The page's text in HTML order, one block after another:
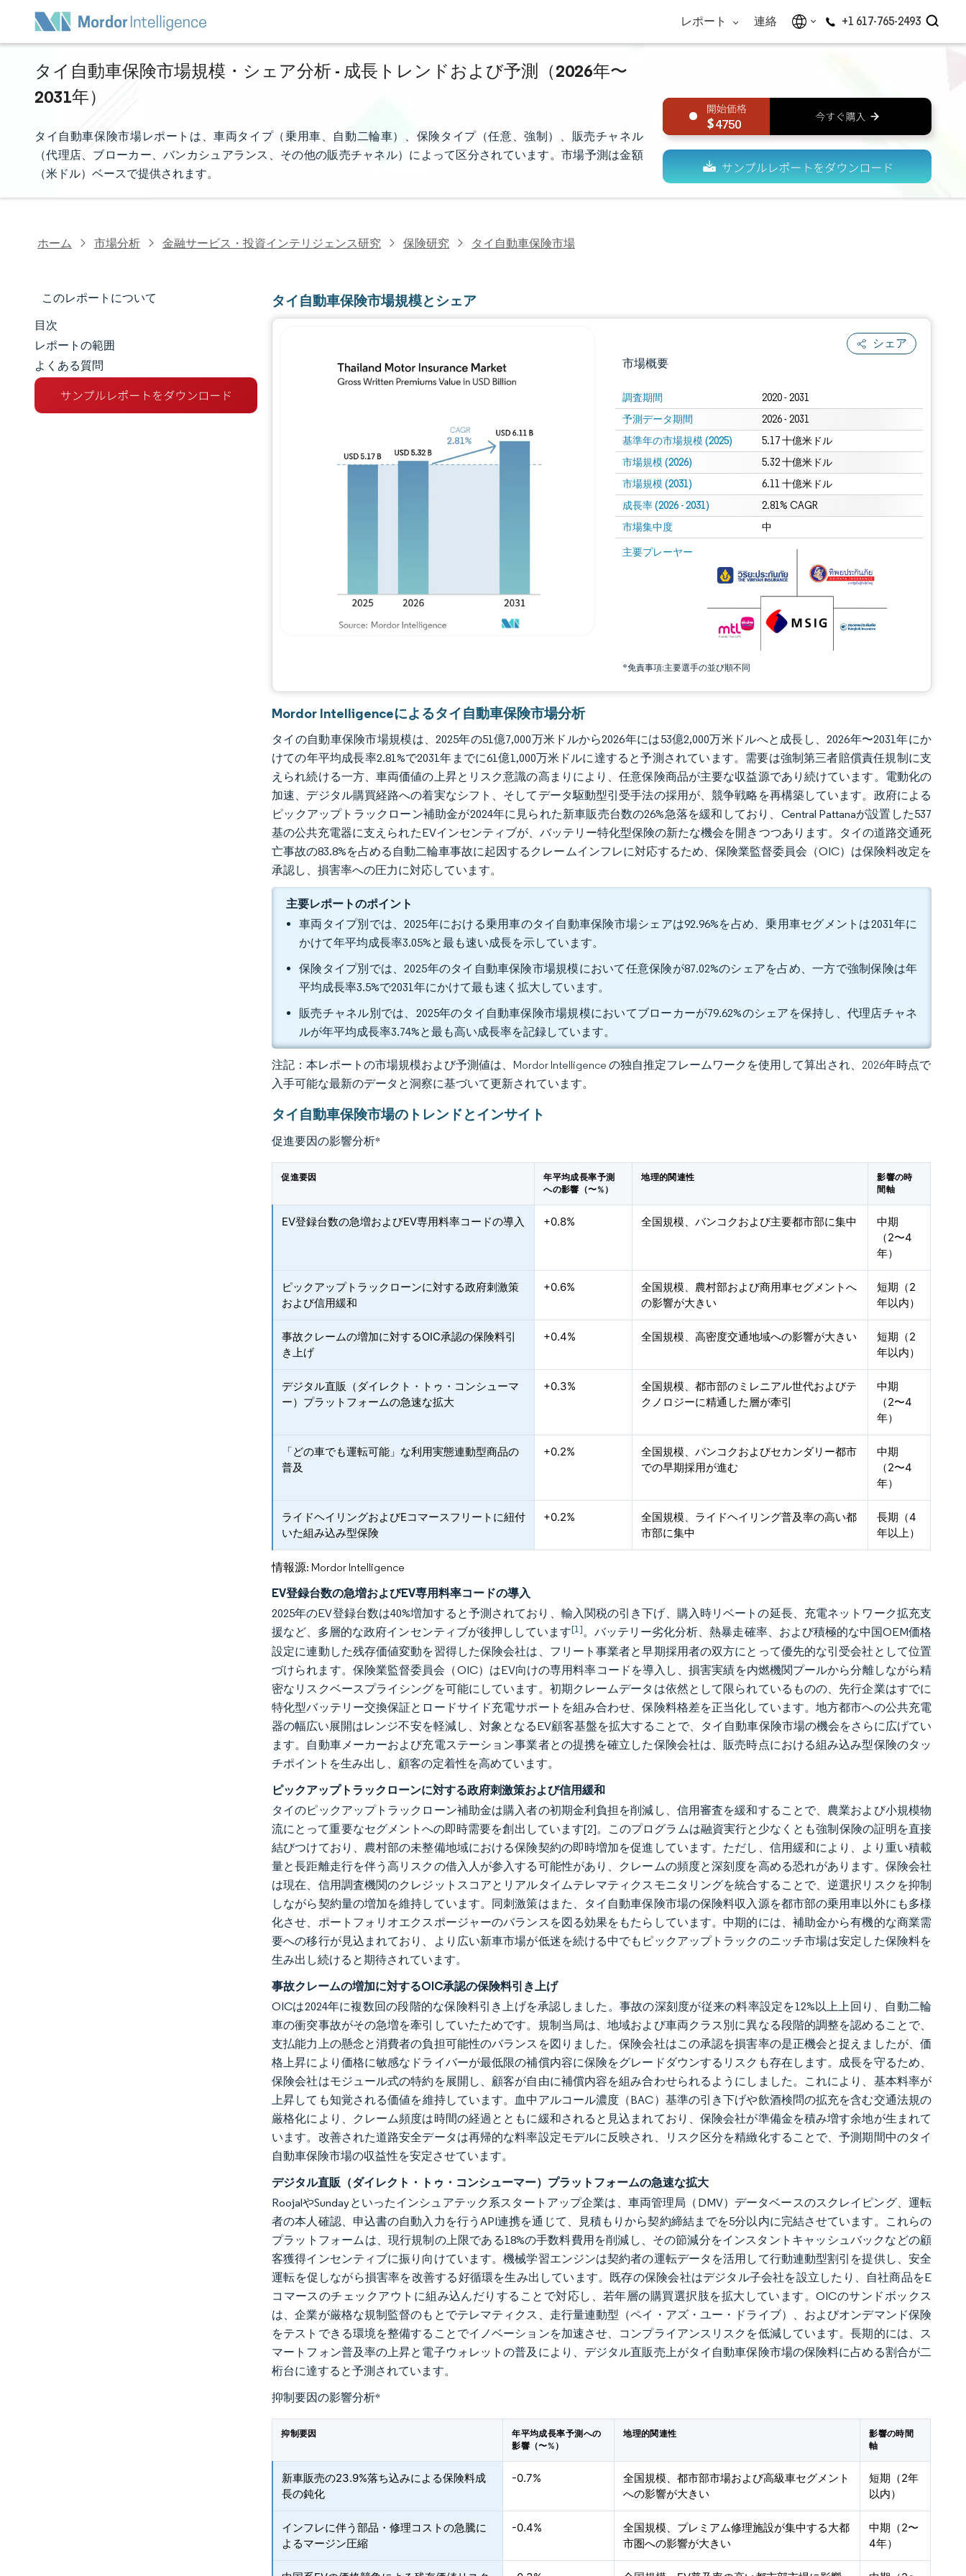
レポート 連絡 +1 617-765-2493
タイ自動車保険市場規模・シェア分析 - 成長トレンドおよび予測（2026年〜
2031年）
タイ自動車保険市場レポートは、車両タイプ（乗用車、自動二輪車）、保険タイプ（任意、強制）、販売チャネル
（代理店、ブローカー、バンカシュアランス、その他の販売チャネル）によって区分されています。市場予測は金額
（米ドル）ベースで提供されます。
4750
ホーム 市場分析 金融サービス・投資インテリジェンス研究 保険研究 タイ自動車保険市場
このレポートについて
市場規模とシェア
市場分析
トレンドとインサイト
目次
レポートの範囲
よくある質問
タイ自動車保険市場規模とシェア
シェア
市場概要
調査期間 2020 - 2031
予測データ期間 2026 - 2031
基準年の市場規模 (2025) 5.17 十億米ドル
市場規模 (2026) 5.32 十億米ドル
市場規模 (2031) 6.11 十億米ドル
成長率 (2026 - 2031) 2.81% CAGR
市場集中度 中
主要プレーヤー
*免責事項:主要選手の並び順不同
画像 © Mordor Intelligence。再利用にはCC BY 4.0の表示が必要です。
画像 © Mordor Intelligence。再利用にはCC BY 4.0の表示が必要です。
Mordor Intelligenceによるタイ自動車保険市場分析
タイの自動車保険市場規模は、2025年の51億7,000万米ドルから2026年には53億2,000万米ドルへと成長し、2026年〜2031年にか
けての年平均成長率2.81%で2031年までに61億1,000万米ドルに達すると予測されています。需要は強制第三者賠償責任規制に支
えられ続ける一方、車両価値の上昇とリスク意識の高まりにより、任意保険商品が主要な収益源であり続けています。電動化の
加速、デジタル購買経路への着実なシフト、そしてデータ駆動型引受手法の採用が、競争戦略を再構築しています。政府による
ピックアップトラックローン補助金が2024年に見られた新車販売台数の26%急落を緩和しており、Central Pattanaが設置した537
基の公共充電器に支えられたEVインセンティブが、バッテリー特化型保険の新たな機会を開きつつあります。タイの道路交通死
亡事故の83.8%を占める自動二輪車事故に起因するクレームインフレに対応するため、保険業監督委員会（OIC）は保険料改定を
承認し、損害率への圧力に対応しています。
主要レポートのポイント
車両タイプ別では、2025年における乗用車のタイ自動車保険市場シェアは92.96%を占め、乗用車セグメントは2031年に
かけて年平均成長率3.05%と最も速い成長を示しています。
保険タイプ別では、2025年のタイ自動車保険市場規模において任意保険が87.02%のシェアを占め、一方で強制保険は年
平均成長率3.5%で2031年にかけて最も速く拡大しています。
販売チャネル別では、2025年のタイ自動車保険市場規模においてブローカーが79.62%のシェアを保持し、代理店チャネ
ルが年平均成長率3.74%と最も高い成長率を記録しています。
注記：本レポートの市場規模および予測値は、Mordor Intelligence の独自推定フレームワークを使用して算出され、2026年時点で
入手可能な最新のデータと洞察に基づいて更新されています。
タイ自動車保険市場のトレンドとインサイト
促進要因の影響分析*
促進要因
年平均成長率予測
への影響（〜%）
地理的関連性
影響の時
間軸
EV登録台数の急増およびEV専用料率コードの導入 +0.8% 全国規模、バンコクおよび主要都市部に集中
中期
（2〜4
年）
ピックアップトラックローンに対する政府刺激策
および信用緩和
+0.6%
全国規模、農村部および商用車セグメントへ
の影響が大きい
短期（2
年以内）
事故クレームの増加に対するOIC承認の保険料引
き上げ
+0.4% 全国規模、高密度交通地域への影響が大きい
短期（2
年以内）
デジタル直販（ダイレクト・トゥ・コンシューマ
ー）プラットフォームの急速な拡大
+0.3%
全国規模、都市部のミレニアル世代およびテ
クノロジーに精通した層が牽引
中期
（2〜4
年）
「どの車でも運転可能」な利用実態連動型商品の
普及
+0.2%
全国規模、バンコクおよびセカンダリー都市
での早期採用が進む
中期
（2〜4
年）
ライドヘイリングおよびEコマースフリートに紐付
いた組み込み型保険
+0.2%
全国規模、ライドヘイリング普及率の高い都
市部に集中
長期（4
年以上）
情報源: Mordor Intelligence
EV登録台数の急増およびEV専用料率コードの導入
2025年のEV登録台数は40%増加すると予測されており、輸入関税の引き下げ、購入時リベートの延長、充電ネットワーク拡充支
援など、多層的な政府インセンティブが後押ししています[1]。バッテリー劣化分析、熱暴走確率、および積極的な中国OEM価格
設定に連動した残存価値変動を習得した保険会社は、フリート事業者と早期採用者の双方にとって優先的な引受会社として位置
づけられます。保険業監督委員会（OIC）はEV向けの専用料率コードを導入し、損害実績を内燃機関プールから分離しながら精
密なリスクベースプライシングを可能にしています。初期クレームデータは依然として限られているものの、先行企業はすでに
特化型バッテリー交換保証とロードサイド充電サポートを組み合わせ、保険料格差を正当化しています。地方都市への公共充電
器の幅広い展開はレンジ不安を軽減し、対象となるEV顧客基盤を拡大することで、タイ自動車保険市場の機会をさらに広げてい
ます。自動車メーカーおよび充電ステーション事業者との提携を確立した保険会社は、販売時点における組み込み型保険のタッ
チポイントを生み出し、顧客の定着性を高めています。
ピックアップトラックローンに対する政府刺激策および信用緩和
タイのピックアップトラックローン補助金は購入者の初期金利負担を削減し、信用審査を緩和することで、農業および小規模物
流にとって重要なセグメントへの即時需要を創出しています[2]。このプログラムは融資実行と少なくとも強制保険の証明を直接
結びつけており、農村部の未整備地域における保険契約の即時増加を促進しています。ただし、信用緩和により、より重い積載
量と長距離走行を伴う高リスクの借入人が参入する可能性があり、クレームの頻度と深刻度を高める恐れがあります。保険会社
は現在、信用調査機関のクレジットスコアとリアルタイムテレマティクスモニタリングを統合することで、逆選択リスクを抑制
しながら契約量の増加を維持しています。同刺激策はまた、タイ自動車保険市場の保険料収入源を都市部の乗用車以外にも多様
化させ、ポートフォリオエクスポージャーのバランスを図る効果をもたらしています。中期的には、補助金から有機的な商業需
要への移行が見込まれており、より広い新車市場が低迷を続ける中でもピックアップトラックのニッチ市場は安定した保険料を
生み出し続けると期待されています。
事故クレームの増加に対するOIC承認の保険料引き上げ
OICは2024年に複数回の段階的な保険料引き上げを承認しました。事故の深刻度が従来の料率設定を12%以上上回り、自動二輪
車の衝突事故がその急増を牽引していたためです。規制当局は、地域および車両クラス別に異なる段階的調整を認めることで、
支払能力上の懸念と消費者の負担可能性のバランスを図りました。保険会社はこの承認を損害率の是正機会と捉えましたが、価
格上昇により価格に敏感なドライバーが最低限の補償内容に保険をグレードダウンするリスクも存在します。成長を守るため、
保険会社はモジュール式の特約を展開し、顧客が自由に補償内容を組み合わせられるようにしました。これにより、基本料率が
上昇しても知覚される価値を維持しています。血中アルコール濃度（BAC）基準の引き下げや飲酒検問の拡充を含む交通法規の
厳格化により、クレーム頻度は時間の経過とともに緩和されると見込まれており、保険会社が準備金を積み増す余地が生まれて
います。改善された道路安全データは再帰的な料率設定モデルに反映され、リスク区分を精緻化することで、予測期間中のタイ
自動車保険市場の収益性を安定させています。
デジタル直販（ダイレクト・トゥ・コンシューマー）プラットフォームの急速な拡大
RoojalやSundayといったインシュアテック系スタートアップ企業は、車両管理局（DMV）データベースのスクレイピング、運転
者の本人確認、申込書の自動入力を行うAPI連携を通じて、見積もりから契約締結までを5分以内に完結させています。これらの
プラットフォームは、現行規制の上限である18%の手数料費用を削減し、その節減分をインスタントキャッシュバックなどの顧
客獲得インセンティブに振り向けています。機械学習エンジンは契約者の運転データを活用して行動連動型割引を提供し、安全
運転を促しながら損害率を改善する好循環を生み出しています。既存の保険会社はデジタル子会社を設立したり、自社商品をE
コマースのチェックアウトに組み込んだりすることで対応し、若年層の購買選択肢を拡大しています。OICのサンドボックス
は、企業が厳格な規制監督のもとでテレマティクス、走行量連動型（ペイ・アズ・ユー・ドライブ）、およびオンデマンド保険
をテストできる環境を整備することでイノベーションを加速させ、コンプライアンスリスクを低減しています。長期的には、ス
マートフォン普及率の上昇と電子ウォレットの普及により、デジタル直販売上がタイ自動車保険市場の保険料に占める割合が二
桁台に達すると予測されています。
抑制要因の影響分析*
抑制要因
年平均成長率予測への
影響（〜%）
地理的関連性
影響の時間
軸
新車販売の23.9%落ち込みによる保険料成
長の鈍化
-0.7%
全国規模、都市部市場および高級車セグメント
への影響が大きい
短期（2年
以内）
インフレに伴う部品・修理コストの急騰に
よるマージン圧縮
-0.4%
全国規模、プレミアム修理施設が集中する大都
市圏への影響が大きい
中期（2〜
4年）